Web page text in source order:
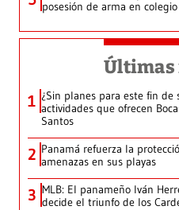
posesión de arma en colegio
Últimas
1 ¿Sin planes para este fin de
actividades que ofrecen
Santos
2 Panamá refuerza la
amenazas en sus playas
3 MLB: El panameño Iván
decide el triunfo de los